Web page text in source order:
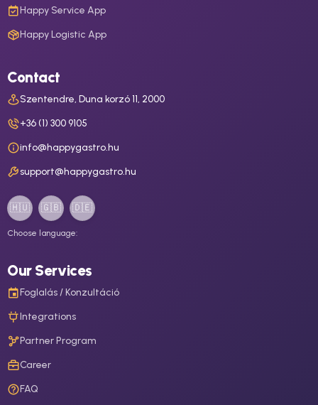
Happy Service App
Happy Logistic App
Contact
Szentendre, Duna korzó 11, 2000
+36 (1) 300 9105
info@happygastro.hu
support@happygastro.hu
🇭🇺 🇬🇧 🇩🇪
Choose language:
Our Services
Foglalás / Konzultáció
Integrations
Partner Program
Career
FAQ